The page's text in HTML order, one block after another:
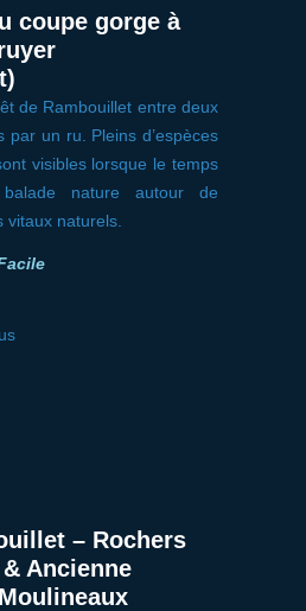
coupe gorge à
de Rambouillet entre deux
par un ru. Pleins d’espèces
visibles lorsque le temps
nature autour de
vitaux naturels.
– Rochers
Ancienne